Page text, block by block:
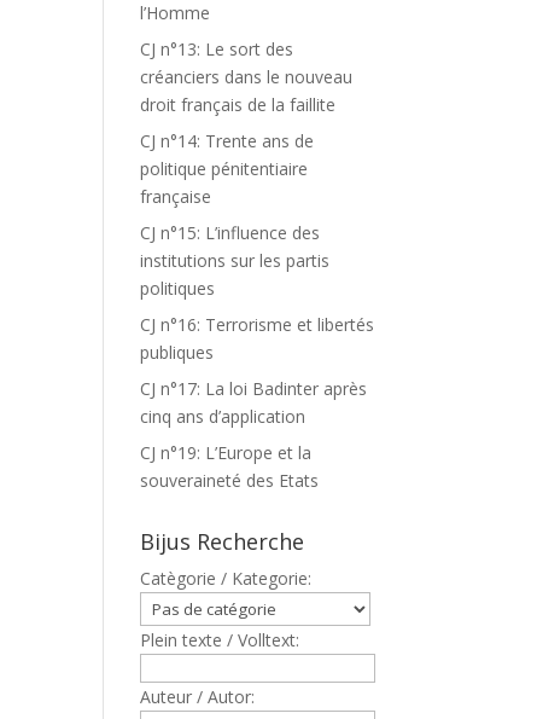
l’Homme
CJ n°13: Le sort des
créanciers dans le nouveau
droit français de la faillite
CJ n°14: Trente ans de
politique pénitentiaire
française
CJ n°15: L’influence des
institutions sur les partis
politiques
CJ n°16: Terrorisme et libertés
publiques
CJ n°17: La loi Badinter après
cinq ans d’application
CJ n°19: L’Europe et la
souveraineté des Etats
Bijus Recherche
Catègorie / Kategorie:
Plein texte / Volltext:
Auteur / Autor: